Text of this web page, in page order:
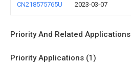
CN218575765U 2023-03-07
Priority And Related Applications
Priority Applications (1)